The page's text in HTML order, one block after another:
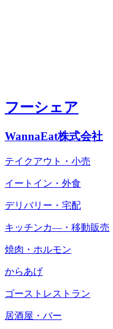
フーシェア
WannaEat株式会社
テイクアウト・小売
イートイン・外食
デリバリー・宅配
キッチンカ―・移動販売
焼肉・ホルモン
からあげ
ゴーストレストラン
居酒屋・バー